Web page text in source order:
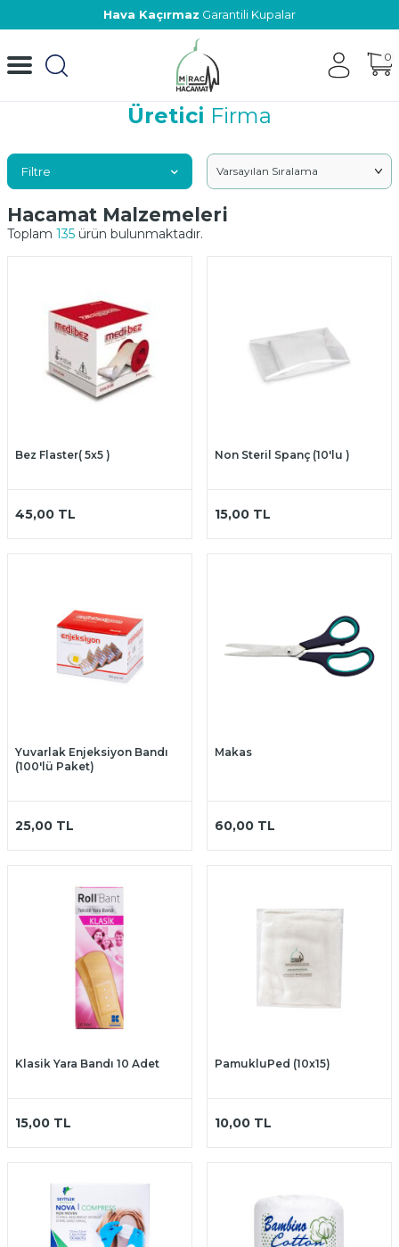
Hava Kaçırmaz Garantili Kupalar
0
Üretici Firma
Filtre
Hacamat Malzemeleri
Toplam 135 ürün bulunmaktadır.
Bez Flaster( 5x5 )
45,00 TL
Non Steril Spanç (10'lu )
15,00 TL
Yuvarlak Enjeksiyon Bandı
(100'lü Paket)
25,00 TL
Makas
60,00 TL
Klasik Yara Bandı 10 Adet
15,00 TL
PamukluPed (10x15)
10,00 TL